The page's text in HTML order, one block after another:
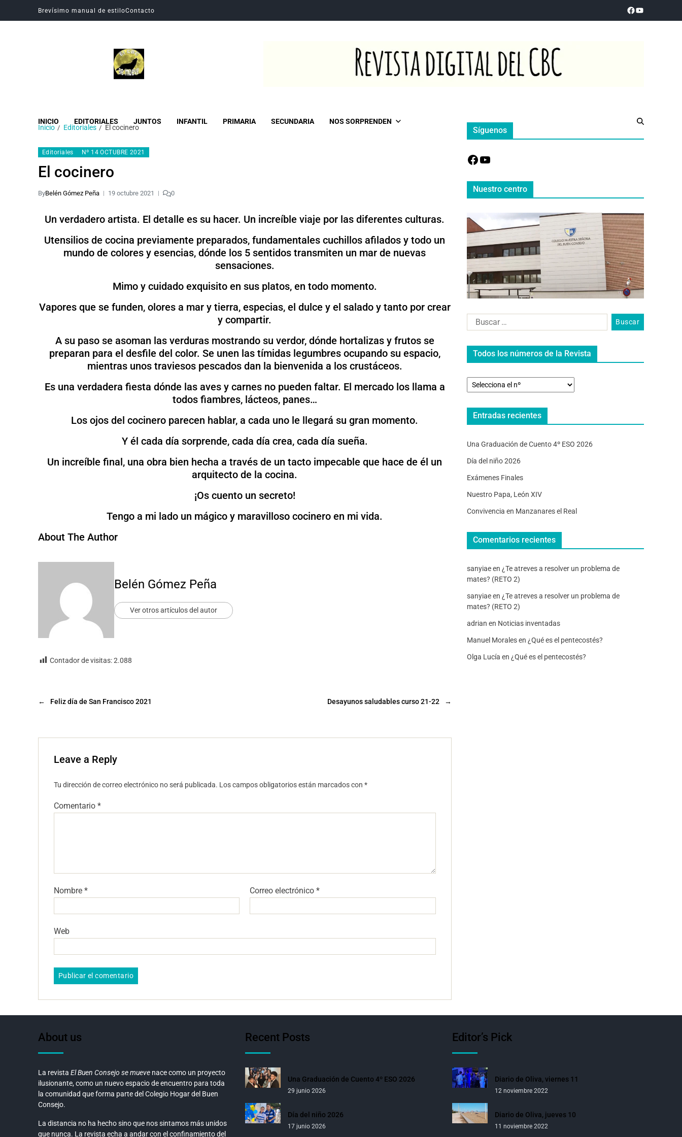
Brevísimo manual de estiloContacto
INICIO EDITORIALES JUNTOS INFANTIL PRIMARIA SECUNDARIA NOS SORPRENDEN
Inicio Editoriales El cocinero
Editoriales Nº 14 OCTUBRE 2021
El cocinero
ByBelén Gómez Peña 19 octubre 2021 0
Un verdadero artista. El detalle es su hacer. Un increíble viaje por las diferentes culturas.
Utensilios de cocina previamente preparados, fundamentales cuchillos afilados y todo un
mundo de colores y esencias, dónde los 5 sentidos transmiten un mar de nuevas
sensaciones.
Mimo y cuidado exquisito en sus platos, en todo momento.
Vapores que se funden, olores a mar y tierra, especias, el dulce y el salado y tanto por crear
y compartir.
A su paso se asoman las verduras mostrando su verdor, dónde hortalizas y frutos se
preparan para el desfile del color. Se unen las tímidas legumbres ocupando su espacio,
mientras unos traviesos pescados dan la bienvenida a los crustáceos.
Es una verdadera fiesta dónde las aves y carnes no pueden faltar. El mercado los llama a
todos fiambres, lácteos, panes…
Los ojos del cocinero parecen hablar, a cada uno le llegará su gran momento.
Y él cada día sorprende, cada día crea, cada día sueña.
Un increíble final, una obra bien hecha a través de un tacto impecable que hace de él un
arquitecto de la cocina.
¡Os cuento un secreto!
Tengo a mi lado un mágico y maravilloso cocinero en mi vida.
About The Author
Belén Gómez Peña
Ver otros artículos del autor
Contador de visitas:2.088
← Feliz día de San Francisco 2021 →
Desayunos saludables curso 21-22
Leave a Reply
Tu dirección de correo electrónico no será publicada. Los campos obligatorios están marcados con *
Comentario *
Nombre * Correo electrónico*
Web
Síguenos
Nuestro centro
Todos los números de la Revista
Entradas recientes
Una Graduación de Cuento 4º ESO 2026
Día del niño 2026
Exámenes Finales
Nuestro Papa, León XIV
Convivencia en Manzanares el Real
Comentarios recientes
sanyiaeen ¿Te atreves a resolver un problema de
mates? (RETO 2)
sanyiaeen ¿Te atreves a resolver un problema de
mates? (RETO 2)
adrian en Noticias inventadas
Manuel Moralesen ¿Qué es el pentecostés?
Olga Lucía en ¿Qué es el pentecostés?
About us
La revista El Buen Consejo se mueve nace como un proyecto
ilusionante, como un nuevo espacio de encuentro para toda
la comunidad que forma parte del Colegio Hogar del Buen
Consejo.
La distancia no ha hecho sino que nos sintamos más unidos
que nunca. La revista echa a andar con el confinamiento del
Recent Posts
Una Graduación de Cuento 4º ESO 2026
29 junio 2026
Día del niño 2026
17 junio 2026
Editor’s Pick
Diario de Oliva, viernes 11
12 noviembre 2022
Diario de Oliva, jueves 10
11 noviembre 2022